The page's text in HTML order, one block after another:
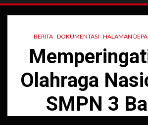
BERITA DOKUMENTASI HALAMAN
Olahraga
SMPN 3